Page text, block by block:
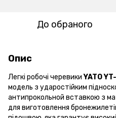
До обраного
Опис
Легкі робочі черевикиYATO
модель з ударостійким
антипрокольной вставкою з
для виготовлення